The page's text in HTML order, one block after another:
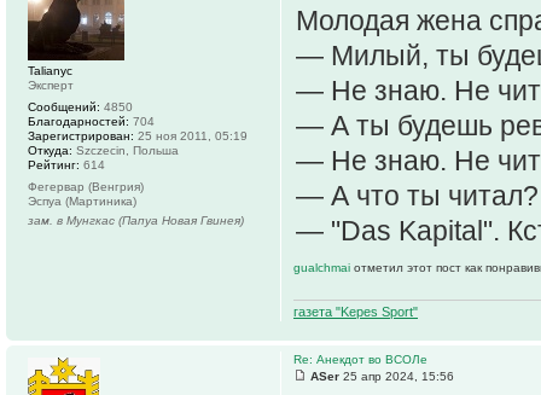
Молодая жена
— Милый, ты
— Не знаю. Не
— А ты будешь
— Не знаю. Не
— А что ты читал?
— "Das Kapital".
gualchmai отметил этот пост как
газета "Kepes Sport"
Talianyc
Эксперт
Сообщений: 4850
Благодарностей: 704
Зарегистрирован: 25 ноя 2011, 05:19
Откуда: Szczecin, Польша
Рейтинг: 614
Фегервар (Венгрия)
Эспуа (Мартиника)
зам. в Мунгкас (Папуа Новая Гвинея)
Re: Анекдот во ВСОЛе
ASer 25 апр 2024, 15:56